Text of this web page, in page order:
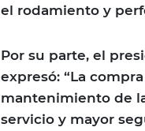
el rodamiento y
Por su parte, el
expresó: “La
mantenimiento de
servicio y mayor